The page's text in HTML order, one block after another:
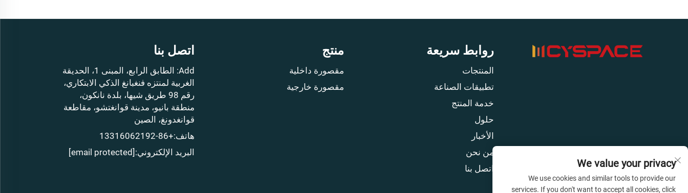
روابط سريعة
المنتجات
تطبيقات الصناعة
خدمة المنتج
حلول
الأخبار
من نحن
اتصل بنا
منتج
مقصورة داخلية
مقصورة خارجية
اتصل بنا
Add: الطابق الرابع، المبنى 1، الحديقة
الغربية لمنتزه فنغبانغ الذكي الابتكاري،
رقم 98 طريق شيها، بلدة نانكون،
منطقة بانيو، مدينة قوانغتشو، مقاطعة
قوانغدونغ، الصين
هاتف:+86-13316062192
البريد الإلكتروني: [email protected]
We value your privacy
We use cookies and similar tools to provide our
services. If you don't want to accept all cookies, click